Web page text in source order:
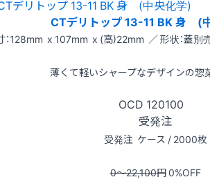
CTデリトップ 13-11 BK 身 (
：128mm x 107mm x (高)22mm ／ 形状：蓋別
薄くて軽いシャープなデザインの惣
OCD 120100
受発注
受発注 ケース / 2000枚
0〜22,100円0%OFF